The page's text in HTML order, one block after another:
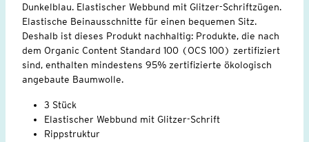
Dunkelblau. Elastischer Webbund mit Glitzer-Schriftzügen.
Elastische Beinausschnitte für einen bequemen Sitz.
Deshalb ist dieses Produkt nachhaltig: Produkte, die nach
dem Organic Content Standard 100 (OCS 100) zertifiziert
sind, enthalten mindestens 95% zertifizierte ökologisch
angebaute Baumwolle.
3 Stück
Elastischer Webbund mit Glitzer-Schrift
Rippstruktur